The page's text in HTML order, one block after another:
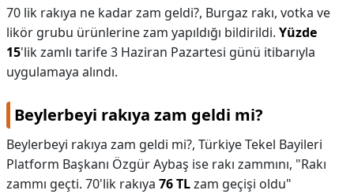
70 lik rakıya ne kadar zam geldi?, Burgaz rakı, votka ve
likör grubu ürünlerine zam yapıldığı bildirildi. Yüzde
15'lik zamlı tarife 3 Haziran Pazartesi günü itibarıyla
uygulamaya alındı.
Beylerbeyi rakıya zam geldi mi?
Beylerbeyi rakıya zam geldi mi?, Türkiye Tekel Bayileri
Platform Başkanı Özgür Aybaş ise rakı zammını, "Rakı
zammı geçti. 70'lik rakıya 76 TLzam geçişi oldu"